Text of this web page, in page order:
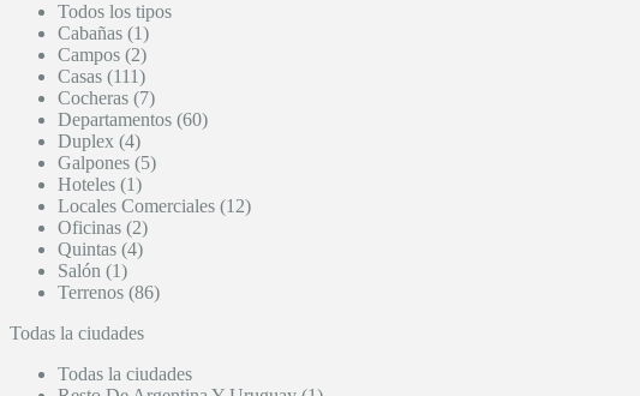
Todos los tipos
Cabañas (1)
Campos (2)
Casas (111)
Cocheras (7)
Departamentos (60)
Duplex (4)
Galpones (5)
Hoteles (1)
Locales Comerciales (12)
Oficinas (2)
Quintas (4)
Salón (1)
Terrenos (86)
Todas la ciudades
Todas la ciudades